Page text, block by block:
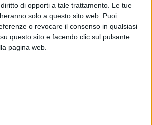
di opporti a tale trattamento. Le tue
solo a questo sito web. Puoi
o revocare il consenso in qualsiasi
questo sito e facendo clic sul pulsante
pagina web.
è stata decisa la cancellazione
possibile che lo spettacolo
nel prossimo inverno nei Teatri.
acquistati per le due date annullate